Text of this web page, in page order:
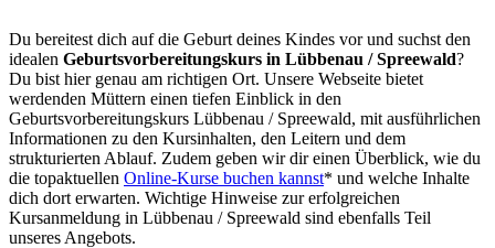
Du bereitest dich auf die Geburt deines Kindes vor und suchst den
idealen Geburtsvorbereitungskurs in Lübbenau / Spreewald?
Du bist hier genau am richtigen Ort. Unsere Webseite bietet
werdenden Müttern einen tiefen Einblick in den
Geburtsvorbereitungskurs Lübbenau / Spreewald, mit ausführlichen
Informationen zu den Kursinhalten, den Leitern und dem
strukturierten Ablauf. Zudem geben wir dir einen Überblick, wie du
die topaktuellen Online-Kurse buchen kannst* und welche Inhalte
dich dort erwarten. Wichtige Hinweise zur erfolgreichen
Kursanmeldung in Lübbenau / Spreewald sind ebenfalls Teil
unseres Angebots.